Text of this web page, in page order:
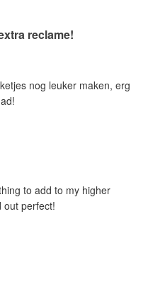
reclame!
nog leuker maken, erg
to add to my higher
out perfect!